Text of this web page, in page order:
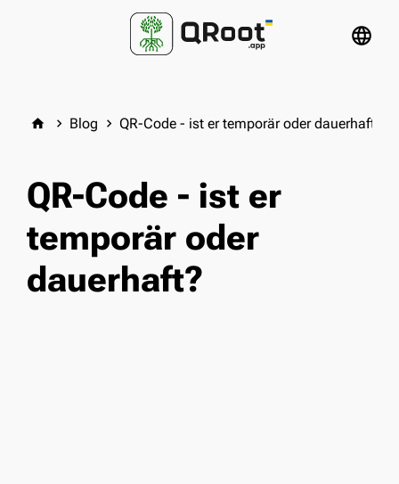
language
home keyboard_arrow_right Blog keyboard_arrow_right QR-Code - ist er temporär oder dauerhaft?
QR-Code - ist er
temporär oder
dauerhaft?